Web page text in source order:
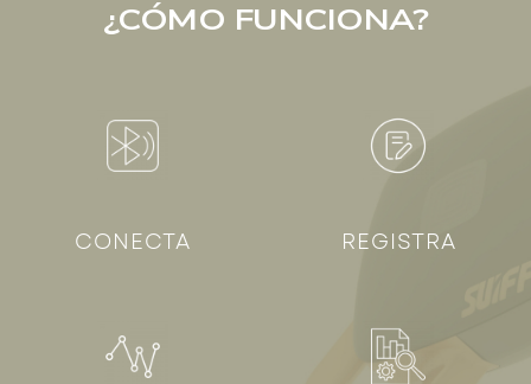
¿CÓMO FUNCIONA?
CONECTA REGISTRA